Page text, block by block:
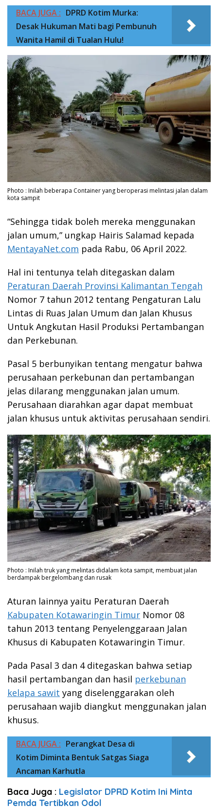
BACA JUGA : DPRD Kotim Murka:
Desak Hukuman Mati bagi Pembunuh
Wanita Hamil di Tualan Hulu!
Photo : Inilah beberapa Container yang beroperasi melintasi jalan dalam
kota sampit
“Sehingga tidak boleh mereka menggunakan
jalan umum,” ungkap Hairis Salamad kepada
MentayaNet.com pada Rabu, 06 April 2022.
Hal ini tentunya telah ditegaskan dalam
Peraturan Daerah Provinsi Kalimantan Tengah
Nomor 7 tahun 2012 tentang Pengaturan Lalu
Lintas di Ruas Jalan Umum dan Jalan Khusus
Untuk Angkutan Hasil Produksi Pertambangan
dan Perkebunan.
Pasal 5 berbunyikan tentang mengatur bahwa
perusahaan perkebunan dan pertambangan
jelas dilarang menggunakan jalan umum.
Perusahaan diarahkan agar dapat membuat
jalan khusus untuk aktivitas perusahaan sendiri.
Photo : Inilah truk yang melintas didalam kota sampit, membuat jalan
berdampak bergelombang dan rusak
Aturan lainnya yaitu Peraturan Daerah
Kabupaten Kotawaringin Timur Nomor 08
tahun 2013 tentang Penyelenggaraan Jalan
Khusus di Kabupaten Kotawaringin Timur.
Pada Pasal 3 dan 4 ditegaskan bahwa setiap
hasil pertambangan dan hasil perkebunan
kelapa sawit yang diselenggarakan oleh
perusahaan wajib diangkut menggunakan jalan
khusus.
BACA JUGA : Perangkat Desa di
Kotim Diminta Bentuk Satgas Siaga
Ancaman Karhutla
Baca Juga : Legislator DPRD Kotim Ini Minta
Pemda Tertibkan Odol